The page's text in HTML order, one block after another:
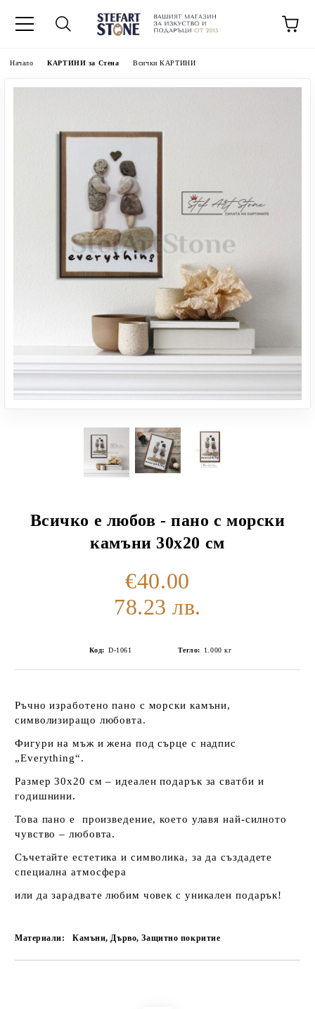
Начало КАРТИНИ за Стена Всички КАРТИНИ
Всичко е любов - пано с морски
камъни 30х20 см
€40.00
78.23 лв.
Код: D-1061 Тегло: 1.000 кг
Ръчно изработено пано с морски камъни,
символизиращо любовта.
Фигури на мъж и жена под сърце с надпис
„Everything“.
Размер 30х20 см – идеален подарък за сватби и
годишнини.
Това пано е произведение, което улавя най-силното
чувство – любовта.
Съчетайте естетика и символика, за да създадете
специална атмосфера
или да зарадвате любим човек с уникален подарък!
Материали: Камъни, Дърво, Защитно покритие